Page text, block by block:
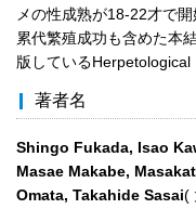
メの性成熟が18‐22才で
累代繁殖成功も含めた本
版しているHerpetological
著者名
Shingo Fukada, Isao
Masae Makabe,
Omata, Takahide Sasai(